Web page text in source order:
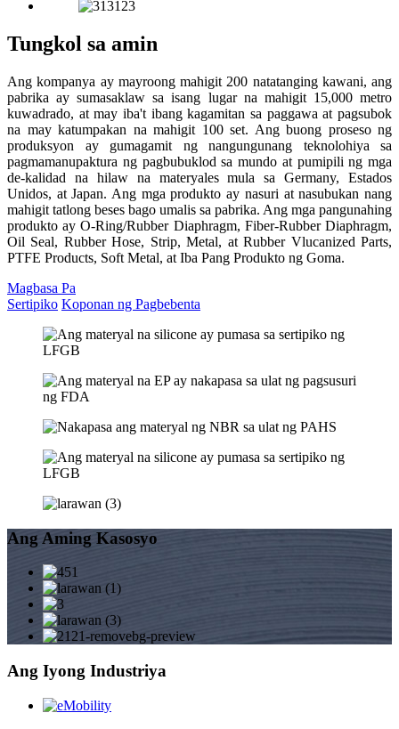
Tungkol sa amin
Ang kompanya ay mayroong mahigit 200 natatanging kawani, ang
pabrika ay sumasaklaw sa isang lugar na mahigit 15,000 metro
kuwadrado, at may iba't ibang kagamitan sa paggawa at pagsubok
na may katumpakan na mahigit 100 set. Ang buong proseso ng
produksyon ay gumagamit ng nangungunang teknolohiya sa
pagmamanupaktura ng pagbubuklod sa mundo at pumipili ng mga
de-kalidad na hilaw na materyales mula sa Germany, Estados
Unidos, at Japan. Ang mga produkto ay nasuri at nasubukan nang
mahigit tatlong beses bago umalis sa pabrika. Ang mga pangunahing
produkto ay O-Ring/Rubber Diaphragm, Fiber-Rubber Diaphragm,
Oil Seal, Rubber Hose, Strip, Metal, at Rubber Vlucanized Parts,
PTFE Products, Soft Metal, at Iba Pang Produkto ng Goma.
Magbasa Pa
Sertipiko Koponan ng Pagbebenta
Ang Aming Kasosyo
Ang Iyong Industriya